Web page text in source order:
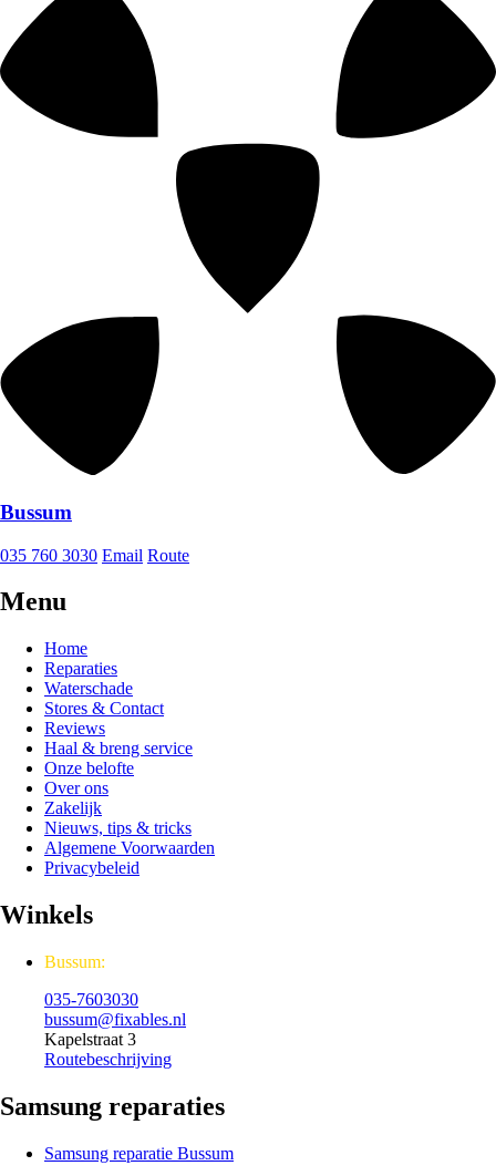
Bussum
035 760 3030 Email Route
Menu
Home
Reparaties
Waterschade
Stores & Contact
Reviews
Haal & breng service
Onze belofte
Over ons
Zakelijk
Nieuws, tips & tricks
Algemene Voorwaarden
Privacybeleid
Winkels
Bussum:
035-7603030
bussum@fixables.nl
Kapelstraat 3
Routebeschrijving
Samsung reparaties
Samsung reparatie Bussum